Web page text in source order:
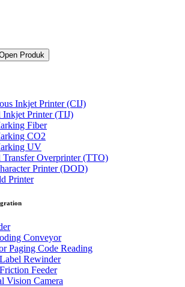
Produk
Inkjet Printer (CIJ)
Inkjet Printer (TIJ)
Fiber
CO2
UV
Transfer Overprinter (TTO)
Printer (DOD)
Printer
Conveyor
Paging Code Reading
Rewinder
Feeder
Vision Camera